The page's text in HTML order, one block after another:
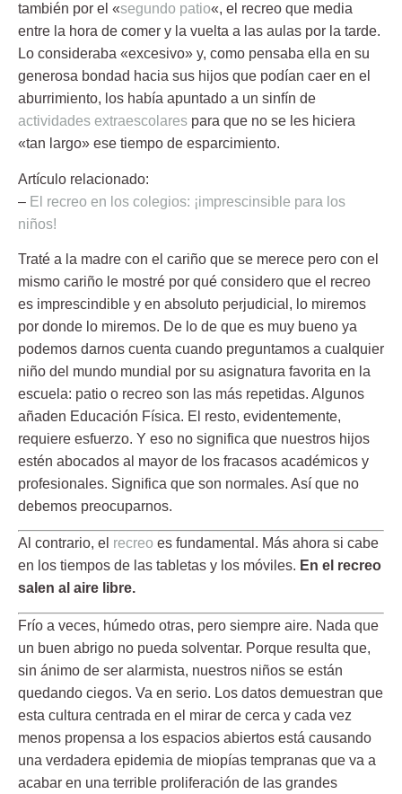
también por el «segundo patio«, el recreo que media
entre la hora de comer y la vuelta a las aulas por la tarde.
Lo consideraba «excesivo» y, como pensaba ella en su
generosa bondad hacia sus hijos que podían caer en el
aburrimiento, los había apuntado a un sinfín de
actividades extraescolares para que no se les hiciera
«tan largo» ese tiempo de esparcimiento.
Artículo relacionado:
– El recreo en los colegios: ¡imprescinsible para los
niños!
Traté a la madre con el cariño que se merece pero con el
mismo cariño le mostré por qué considero que el recreo
es imprescindible y en absoluto perjudicial, lo miremos
por donde lo miremos. De lo de que es muy bueno ya
podemos darnos cuenta cuando preguntamos a cualquier
niño del mundo mundial por su asignatura favorita en la
escuela: patio o recreo son las más repetidas. Algunos
añaden Educación Física. El resto, evidentemente,
requiere esfuerzo. Y eso no significa que nuestros hijos
estén abocados al mayor de los fracasos académicos y
profesionales. Significa que son normales. Así que no
debemos preocuparnos.
Al contrario, el recreo es fundamental. Más ahora si cabe
en los tiempos de las tabletas y los móviles. En el recreo
salen al aire libre.
Frío a veces, húmedo otras, pero siempre aire. Nada que
un buen abrigo no pueda solventar. Porque resulta que,
sin ánimo de ser alarmista, nuestros niños se están
quedando ciegos. Va en serio. Los datos demuestran que
esta cultura centrada en el mirar de cerca y cada vez
menos propensa a los espacios abiertos está causando
una verdadera epidemia de miopías tempranas que va a
acabar en una terrible proliferación de las grandes